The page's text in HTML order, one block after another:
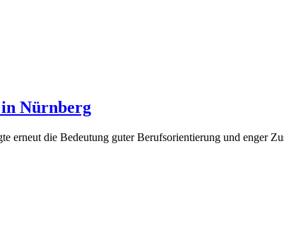
in Nürnberg
erneut die Bedeutung guter Berufsorientierung und enger